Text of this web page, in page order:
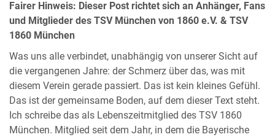
Fairer Hinweis: Dieser Post richtet sich an Anhänger, Fans
und Mitglieder des TSV München von 1860 e.V. & TSV
1860 München
Was uns alle verbindet, unabhängig von unserer Sicht auf
die vergangenen Jahre: der Schmerz über das, was mit
diesem Verein gerade passiert. Das ist kein kleines Gefühl.
Das ist der gemeinsame Boden, auf dem dieser Text steht.
Ich schreibe das als Lebenszeitmitglied des TSV 1860
München. Mitglied seit dem Jahr, in dem die Bayerische